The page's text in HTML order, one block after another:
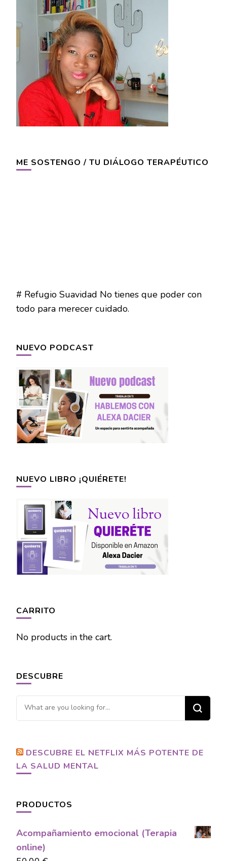
ME SOSTENGO / TU DIÁLOGO TERAPÉUTICO
# Refugio Suavidad No tienes que poder con
todo para merecer cuidado.
NUEVO PODCAST
NUEVO LIBRO ¡QUIÉRETE!
CARRITO
No products in the cart.
DESCUBRE
Looking
for
DESCUBRE EL NETFLIX MÁS POTENTE DE
LA SALUD MENTAL
PRODUCTOS
Acompañamiento emocional (Terapia
online)